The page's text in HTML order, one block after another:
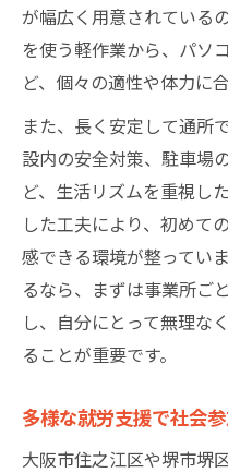
が幅広く用意されている
を使う軽作業から、パソ
ど、個々の適性や体力に
また、長く安定して通所
設内の安全対策、駐車場
ど、生活リズムを重視し
した工夫により、初めて
感できる環境が整ってい
るなら、まずは事業所ご
し、自分にとって無理な
ることが重要です。
多様な就労支援で社会
大阪市住之江区や堺市堺